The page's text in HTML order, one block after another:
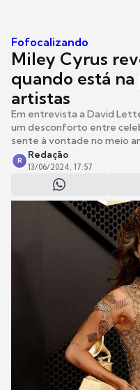
Fofocalizando
Miley Cyrus
quando está
artistas
Em entrevista a David
um desconforto entre
sente à vontade no meio
R
Redação
13/06/2024, 17:57